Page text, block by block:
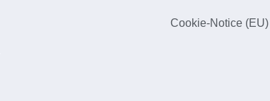
Cookie-Notice (EU)